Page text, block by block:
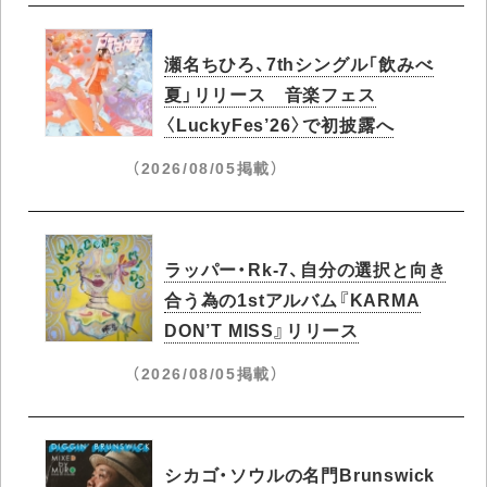
瀬名ちひろ、7thシングル「飲みべ
夏」リリース 音楽フェス
〈LuckyFes’26〉で初披露へ
（2026/08/05掲載）
ラッパー・Rk-7、自分の選択と向き
合う為の1stアルバム『KARMA
DON’T MISS』リリース
（2026/08/05掲載）
シカゴ・ソウルの名門Brunswick